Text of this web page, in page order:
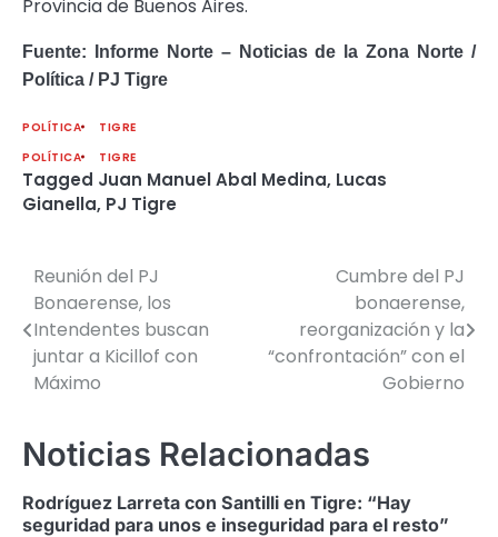
Provincia de Buenos Aires.
Fuente: Informe Norte – Noticias de la Zona Norte /
Política / PJ Tigre
POLÍTICA
TIGRE
POLÍTICA
TIGRE
Tagged Juan Manuel Abal Medina, Lucas
Gianella, PJ Tigre
Navegación
de
entradas
Reunión del PJ
Bonaerense, los
Intendentes buscan
juntar a Kicillof con
Máximo
Cumbre del PJ
bonaerense,
reorganización y la
“confrontación” con el
Gobierno
Noticias Relacionadas
Rodríguez Larreta con Santilli en Tigre: “Hay
seguridad para unos e inseguridad para el resto”